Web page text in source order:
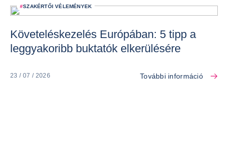
#SZAKÉRTŐI VÉLEMÉNYEK
Követeléskezelés Európában: 5 tipp a
leggyakoribb buktatók elkerülésére
23 / 07 / 2026 További információ